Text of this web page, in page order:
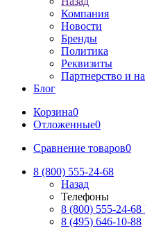
Компания
Новости
Бренды
Политика
Реквизиты
Партнерство и
Блог
Корзина0
Отложенные0
Сравнение товаров0
8 (800) 555-24-68
Назад
Телефоны
8 (800) 555-24-68
8 (495) 646-10-88